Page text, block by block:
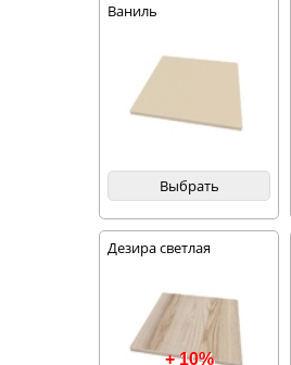
Ваниль
Выбрать
Дезира светлая
+ 10%